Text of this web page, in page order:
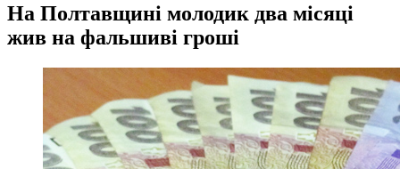
На Полтавщині молодик два місяці
жив на фальшиві гроші